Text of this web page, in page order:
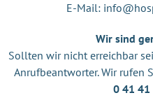
E-Mail:
Wir sind
Sollten wir nicht erreichbar
Anrufbeantworter. Wir
0 41 41